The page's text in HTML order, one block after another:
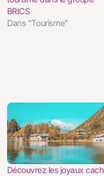
BRICS
Dans "Tourisme"
Découvrez les joyaux